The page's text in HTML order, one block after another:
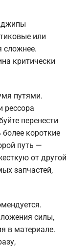
джипы
или
сложнее.
критически
путями.
рессора
перенести
короткие
путь —
от другой
запчастей,
силы,
в материале.